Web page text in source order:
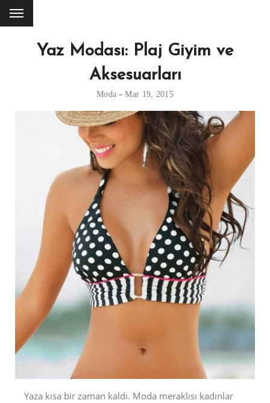
Yaz Modası: Plaj Giyim ve
Aksesuarları
Moda Mar 19, 2015
Yaza kısa bir zaman kaldı. Moda meraklısı kadınlar